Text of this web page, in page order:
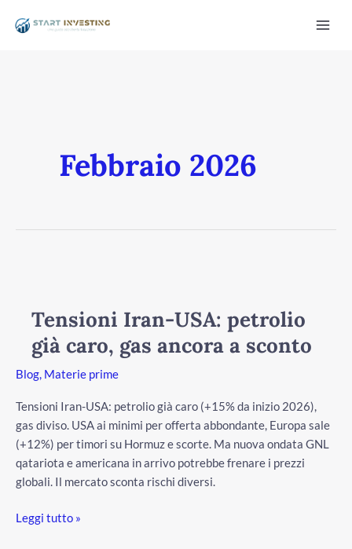
Febbraio 2026
Tensioni Iran-USA: petrolio
già caro, gas ancora a sconto
Blog Materie prime
Tensioni Iran-USA: petrolio già caro (+15% da inizio 2026),
gas diviso. USA ai minimi per offerta abbondante, Europa sale
(+12%) per timori su Hormuz e scorte. Ma nuova ondata GNL
qatariota e americana in arrivo potrebbe frenare i prezzi
globali. Il mercato sconta rischi diversi.
petrolio
caro,
gas
ancora
sconto
Leggi tutto »